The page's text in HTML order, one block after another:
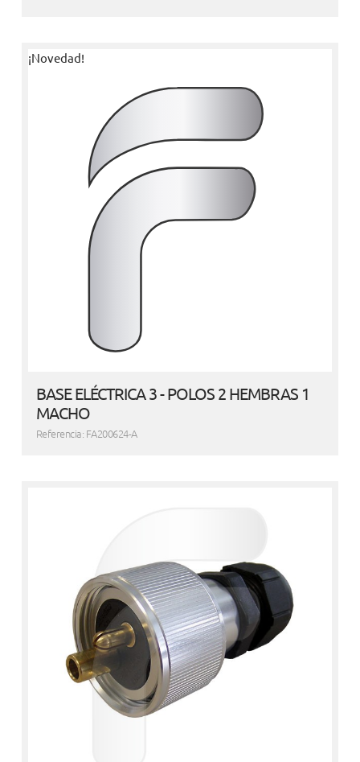
¡Novedad!
BASE ELÉCTRICA 3 - POLOS 2 HEMBRAS 1
MACHO
Referencia: FA200624-A